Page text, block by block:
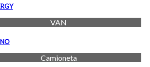
VAN
Camioneta